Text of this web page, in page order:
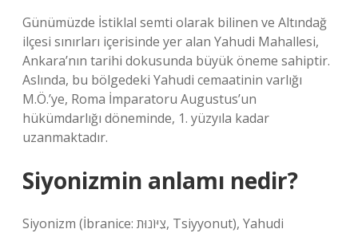
Günümüzde İstiklal semti olarak bilinen ve Altındağ
ilçesi sınırları içerisinde yer alan Yahudi Mahallesi,
Ankara’nın tarihi dokusunda büyük öneme sahiptir.
Aslında, bu bölgedeki Yahudi cemaatinin varlığı
M.Ö.’ye, Roma İmparatoru Augustus’un
hükümdarlığı döneminde, 1. yüzyıla kadar
uzanmaktadır.
Siyonizmin anlamı nedir?
Siyonizm (İbranice: צִיּוֹנוּת, Tsiyyonut), Yahudi